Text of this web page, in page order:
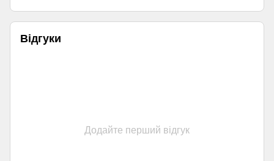
Відгуки
Додайте перший відгук